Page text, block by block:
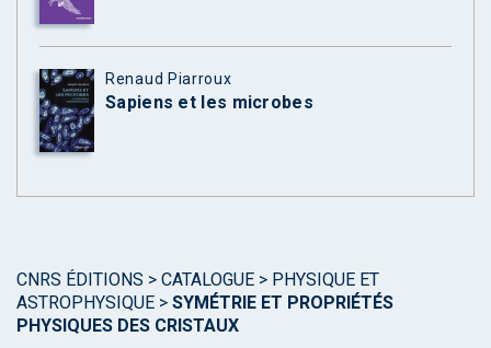
Renaud Piarroux
Sapiens et les microbes
CNRS ÉDITIONS > CATALOGUE > PHYSIQUE ET
ASTROPHYSIQUE > SYMÉTRIE ET PROPRIÉTÉS
PHYSIQUES DES CRISTAUX